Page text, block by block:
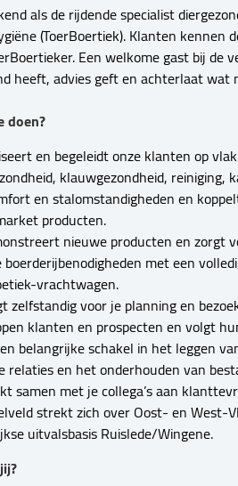
als de rijdende specialist
(ToerBoertiek). Klanten kennen
Een welkome gast bij de
heeft, advies geft en achterlaat wat
doen?
en begeleidt onze klanten op
klauwgezondheid, reiniging,
en stalomstandigheden en
producten.
nieuwe producten en zorgt
boerderijbenodigheden met een
vrachtwagen.
zelfstandig voor je planning en
klanten en prospecten en volgt
belangrijke schakel in het leggen
relaties en het onderhouden van
samen met je collega’s aan
strekt zich over Oost- en West-
uitvalsbasis Ruislede/Wingene.